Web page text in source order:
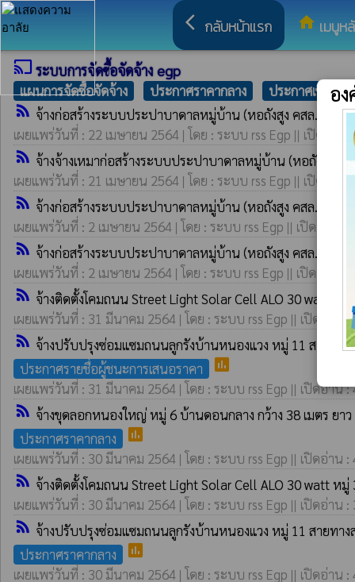
arrow_back_ios กลับหน้าแรก home เมนูห
cast ระบบการจัดซื้อจัดจ้าง egp
แผนการจัดซื้อจัดจ้าง ประกาศราคากลาง ประกาศเชิญชวน
rss_feed จ้างก่อสร้างระบบประปาบาดาลหมู่บ้าน (หอถังสูง คสล.) หมู่
เผยแพร่วันที่ : 22 เมษายน 2564 | โดย : ระบบ rss Egp || เปิดอ่าน
rss_feed จ้างจ้างเหมาก่อสร้างระบบประปาบาดาลหมู่บ้าน (หอถังสูง
เผยแพร่วันที่ : 21 เมษายน 2564 | โดย : ระบบ rss Egp || เปิดอ่าน
rss_feed จ้างก่อสร้างระบบประปาบาดาลหมู่บ้าน (หอถังสูง คสล.) หมู่
เผยแพร่วันที่ : 2 เมษายน 2564 | โดย : ระบบ rss Egp || เปิดอ่าน :
rss_feed จ้างก่อสร้างระบบประปาบาดาลหมู่บ้าน (หอถังสูง คสล.) หมู่
เผยแพร่วันที่ : 2 เมษายน 2564 | โดย : ระบบ rss Egp || เปิดอ่าน :
rss_feed จ้างติดตั้งโคมถนน Street Light Solar Cell ALO 30 watt ห
เผยแพร่วันที่ : 31 มีนาคม 2564 | โดย : ระบบ rss Egp || เปิดอ่าน :
rss_feed จ้างปรับปรุงซ่อมแซมถนนลูกรังบ้านหนองแวง หมู่ 11 สายทาง
ประกาศรายชื่อผู้ชนะการเสนอราคา
poll
เผยแพร่วันที่ : 31 มีนาคม 2564 | โดย : ระบบ rss Egp || เปิดอ่าน :
rss_feed จ้างขุดลอกหนองใหญ่ หมู่ 6 บ้านดอนกลาง กว้าง 38 เมตร ยา
ประกาศราคากลาง
poll
เผยแพร่วันที่ : 30 มีนาคม 2564 | โดย : ระบบ rss Egp || เปิดอ่าน :
rss_feed จ้างติดตั้งโคมถนน Street Light Solar Cell ALO 30 watt ห
เผยแพร่วันที่ : 30 มีนาคม 2564 | โดย : ระบบ rss Egp || เปิดอ่าน :
rss_feed จ้างปรับปรุงซ่อมแซมถนนลูกรังบ้านหนองแวง หมู่ 11 สายทาง
ประกาศราคากลาง
poll
เผยแพร่วันที่ : 30 มีนาคม 2564 | โดย : ระบบ rss Egp || เปิดอ่าน :
อ